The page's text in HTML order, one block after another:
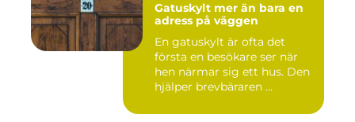
Gatuskylt mer än bara en
adress på väggen
En gatuskylt är ofta det
första en besökare ser när
hen närmar sig ett hus. Den
hjälper brevbäraren ...